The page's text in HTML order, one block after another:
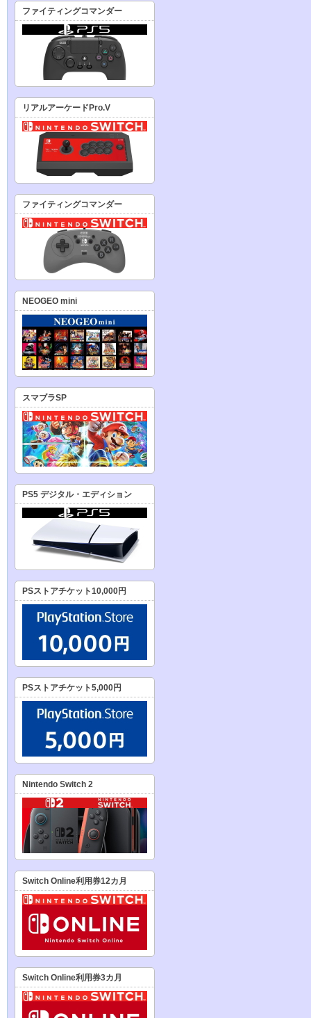
ファイティングコマンダー
リアルアーケードPro.V
ファイティングコマンダー
NEOGEO mini
スマブラSP
PS5 デジタル・エディション
PSストアチケット10,000円
PSストアチケット5,000円
Nintendo Switch 2
Switch Online利用券12カ月
Switch Online利用券3カ月